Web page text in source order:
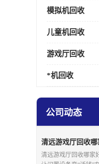
模拟机回收
儿童机回收
游戏厅回收
*机回收
公司动态
清远游戏厅回收哪
清远游戏厅回收哪家